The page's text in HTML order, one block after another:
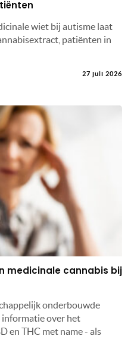
wiet bij autisme laat
patiënten in
27 juli 2026
medicinale cannabis bij
onderbouwde
informatie over het
en THC met name - als